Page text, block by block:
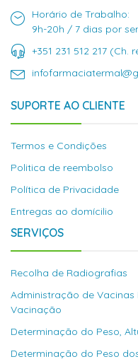
Horário de Trabalho:
9h-20h / 7 dias por
+351 231 512 217
SUPORTE AO CLIENTE
Termos e Condições
Politica de reembolso
Política de Privacidade
Entregas ao domícilio
SERVIÇOS
Recolha de Radiografias
Administração de
Vacinação
Determinação do Peso,
Determinação do Peso